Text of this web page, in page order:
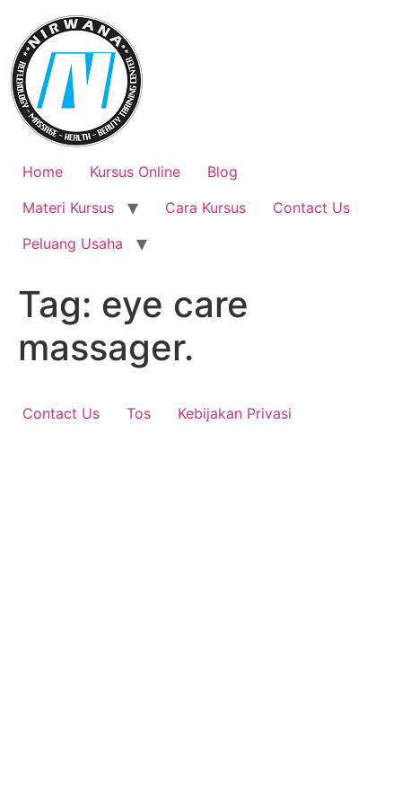
content
Home Kursus Online
Blog
Materi Kursus
Cara Kursus
Contact Us
Peluang Usaha
Tag: eye care
massager.
Contact Us Tos Kebijakan Privasi